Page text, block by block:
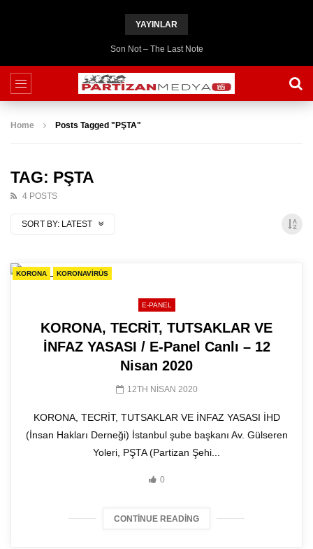
YAYINLAR
Son Not – The Last Note
Home Posts Tagged "PŞTA"
TAG: PŞTA
4 POSTS
SORT BY: LATEST
KORONA KORONAVIRÜS
E-PANEL
KORONA, TECRİT, TUTSAKLAR VE
İNFAZ YASASI / E-Panel Canlı – 12
Nisan 2020
12TH NISAN 2020
KORONA, TECRİT, TUTSAKLAR VE İNFAZ YASASI İHD
(İnsan Hakları Derneği) İstanbul şube başkanı Av. Gülseren
Yoleri, PŞTA (Partizan Şehi...
0
CONTINUE READING